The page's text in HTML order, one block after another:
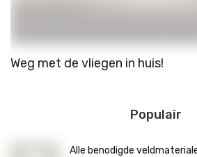
Weg met de vliegen in huis!
Populair
Alle benodigde